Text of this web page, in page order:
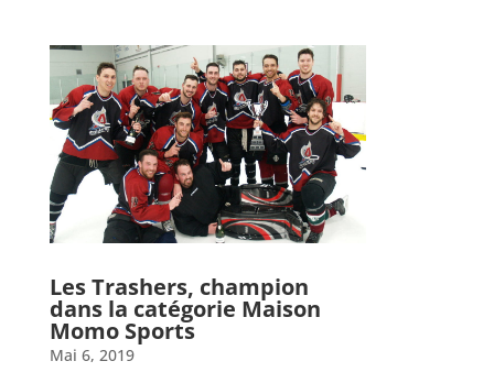
Les Trashers, champion
dans la catégorie Maison
Momo Sports
Mai 6, 2019